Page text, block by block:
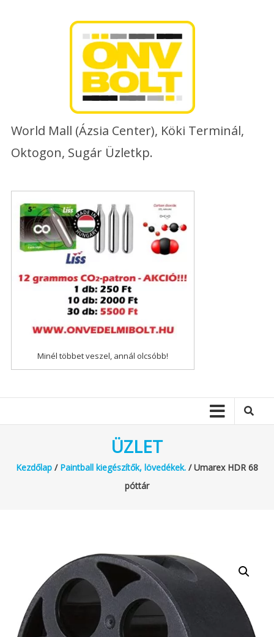
World Mall (Ázsia Center), Köki Terminál,
Oktogon, Sugár Üzletkp.
Minél többet veszel, annál olcsóbb!
ÜZLET
Kezdőlap/ Paintball kiegészítők, lövedékek./ Umarex HDR 68
póttár